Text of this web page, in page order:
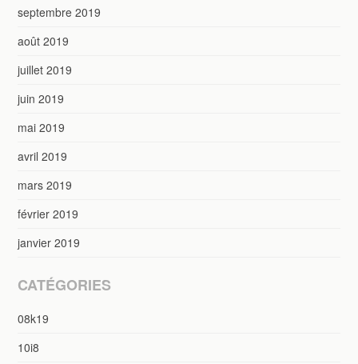
septembre 2019
août 2019
juillet 2019
juin 2019
mai 2019
avril 2019
mars 2019
février 2019
janvier 2019
CATÉGORIES
08k19
10i8